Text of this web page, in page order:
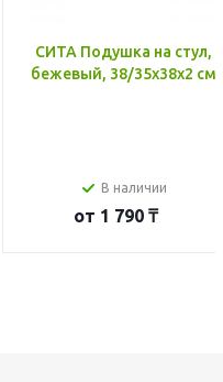
СИТА Подушка на стул,
бежевый, 38/35x38x2 см
В наличии
от 1 790 ₸